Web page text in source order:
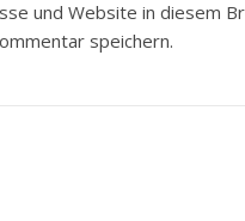
und Website in diesem
speichern.